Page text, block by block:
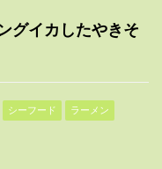
グイカしたやきそ
シーフード
ラーメン